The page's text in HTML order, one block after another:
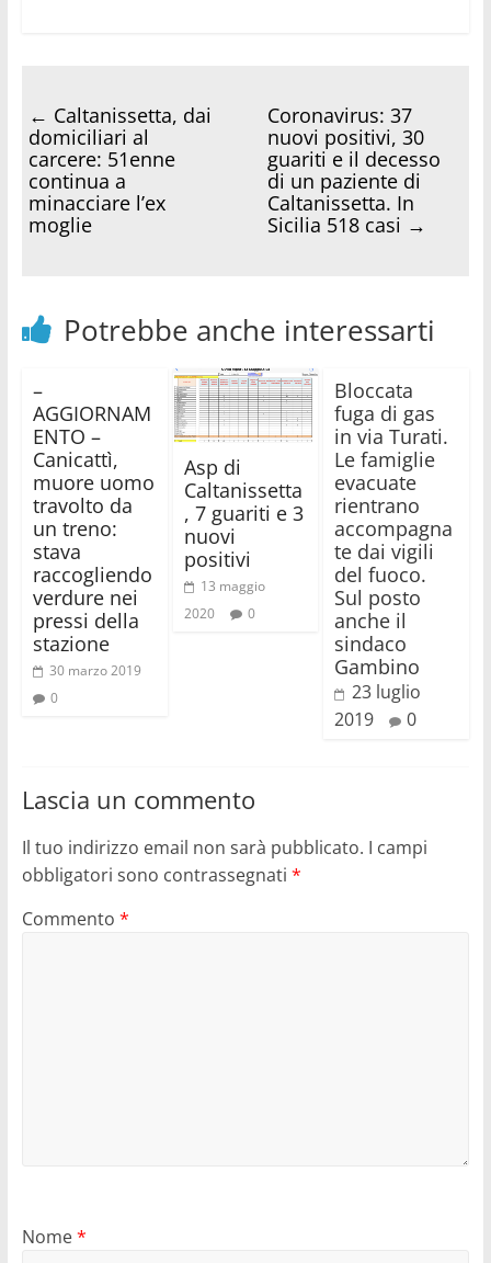
← Caltanissetta, dai
domiciliari al
carcere: 51enne
continua a
minacciare l’ex
moglie
Coronavirus: 37
nuovi positivi, 30
guariti e il decesso
di un paziente di
Caltanissetta. In
Sicilia 518 casi →
Potrebbe anche interessarti
–
AGGIORNAM
ENTO –
Canicattì,
muore uomo
travolto da
un treno:
stava
raccogliendo
verdure nei
pressi della
stazione
30 marzo 2019
0
Asp di
Caltanissetta
, 7 guariti e 3
nuovi
positivi
13 maggio
2020
0
Bloccata
fuga di gas
in via Turati.
Le famiglie
evacuate
rientrano
accompagna
te dai vigili
del fuoco.
Sul posto
anche il
sindaco
Gambino
23 luglio
2019
0
Lascia un commento
Il tuo indirizzo email non sarà pubblicato. I campi
obbligatori sono contrassegnati *
Commento *
Nome*